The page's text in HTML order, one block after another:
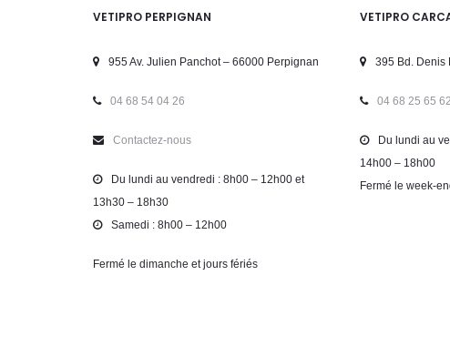
VETIPRO PERPIGNAN
955 Av. Julien Panchot – 66000 Perpignan
04 68 54 04 26
Contactez-nous
Du lundi au vendredi : 8h00 – 12h00 et
13h30 – 18h30
Samedi : 8h00 – 12h00
Fermé le dimanche et jours fériés
VETIPRO
395 Bd. Denis
04 68 25 65 62
Du lundi au
14h00 – 18h00
Fermé le week-